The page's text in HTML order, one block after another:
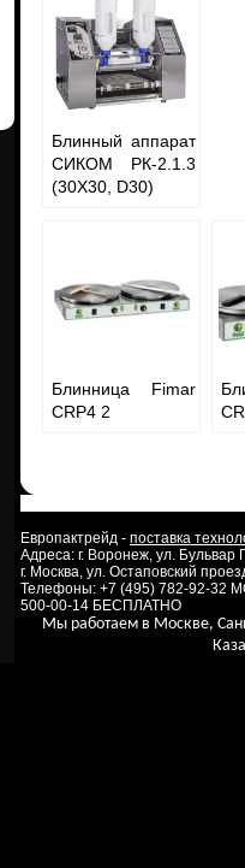
Блинный аппарат
СИКОМ РК-2.1.3
(30Х30, D30)
Блинница Fimar
CRP4 2
Европактрейд - поставка
Адреса: г. Воронеж, ул.
г. Москва, ул. Остаповский
Телефоны: +7 (495) 782-92-32
500-00-14 БЕСПЛАТНО
Мы работаем в Москве,